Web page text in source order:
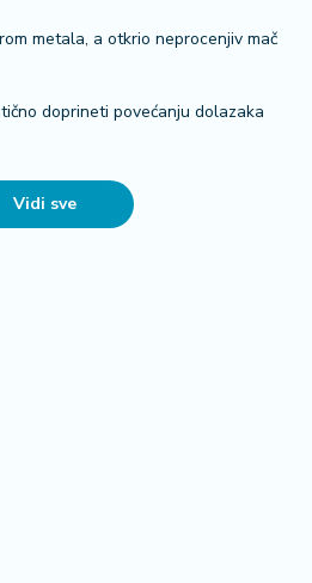
metala, a otkrio neprocenjiv mač
doprineti povećanju dolazaka
Vidi sve